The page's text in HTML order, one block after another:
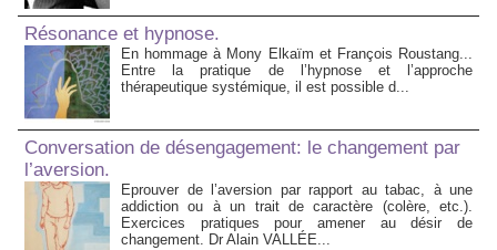
Résonance et hypnose.
En hommage à Mony Elkaïm et François Roustang...
Entre la pratique de l’hypnose et l’approche
thérapeutique systémique, il est possible d...
Conversation de désengagement: le changement par
l’aversion.
Eprouver de l’aversion par rapport au tabac, à une
addiction ou à un trait de caractère (colère, etc.).
Exercices pratiques pour amener au désir de
changement. Dr Alain VALLÉE...